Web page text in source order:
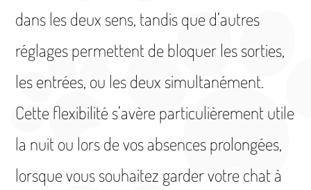
dans les deux sens, tandis que d’autres
réglages permettent de bloquer les sorties,
les entrées, ou les deux simultanément.
Cette flexibilité s’avère particulièrement utile
la nuit ou lors de vos absences prolongées,
lorsque vous souhaitez garder votre chat à